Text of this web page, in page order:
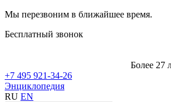
Мы перезвоним в ближайшее время.
Бесплатный звонок
Более 27
+7 495 921-34-26
Энциклопедия
RU EN